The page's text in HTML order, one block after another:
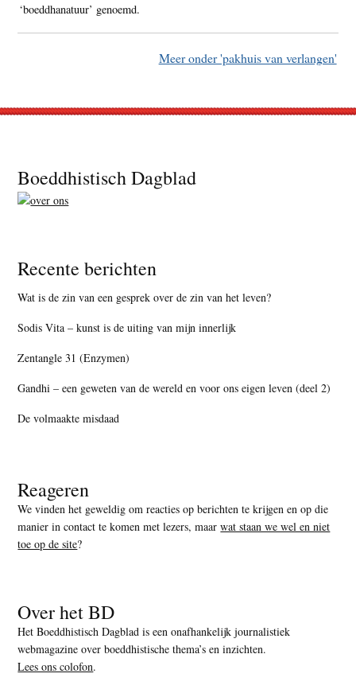
‘boeddhanatuur’ genoemd.
Meer onder 'pakhuis van verlangen'
Footer
Boeddhistisch Dagblad
Recente berichten
Wat is de zin van een gesprek over de zin van het leven?
Sodis Vita – kunst is de uiting van mijn innerlijk
Zentangle 31 (Enzymen)
Gandhi – een geweten van de wereld en voor ons eigen leven (deel 2)
De volmaakte misdaad
Reageren
We vinden het geweldig om reacties op berichten te krijgen en op die
manier in contact te komen met lezers, maarwat staan we wel en niet
toe op de site?
Over het BD
Het Boeddhistisch Dagblad is een onafhankelijk journalistiek
webmagazine over boeddhistische thema’s en inzichten.
Lees ons colofon.